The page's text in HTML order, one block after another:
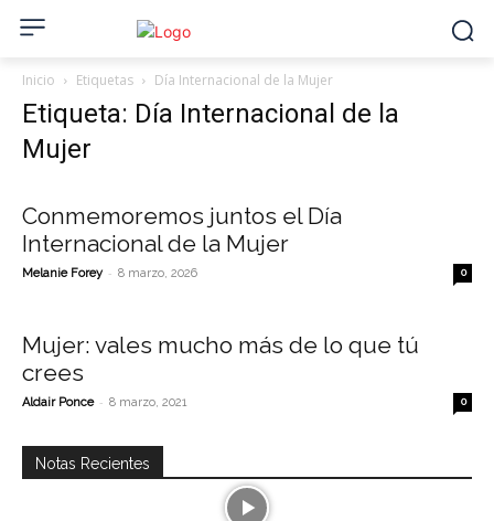
Inicio Etiquetas Día Internacional de la Mujer
Etiqueta: Día Internacional de la
Mujer
Conmemoremos juntos el Día
Internacional de la Mujer
Melanie Forey - 8 marzo, 2026 0
Mujer: vales mucho más de lo que tú
crees
Aldair Ponce - 8 marzo, 2021 0
Notas Recientes